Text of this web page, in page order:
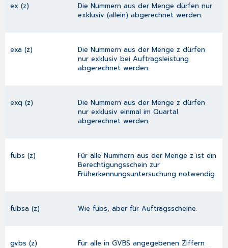
ex (z)
Die Nummern aus der Menge dürfen nur
exklusiv (allein) abgerechnet werden.
exa (z)
Die Nummern aus der Menge z dürfen
nur exklusiv bei Auftragsleistung
abgerechnet werden.
exq (z)
Die Nummern aus der Menge z dürfen
nur exklusiv einmal im Quartal
abgerechnet werden.
fubs (z)
Für alle Nummern aus der Menge z ist ein
Berechtigungsschein zur
Früherkennungsuntersuchung notwendig.
fubsa (z) Wie fubs, aber für Auftragsscheine.
gvbs (z)
Für alle in GVBS angegebenen Ziffern